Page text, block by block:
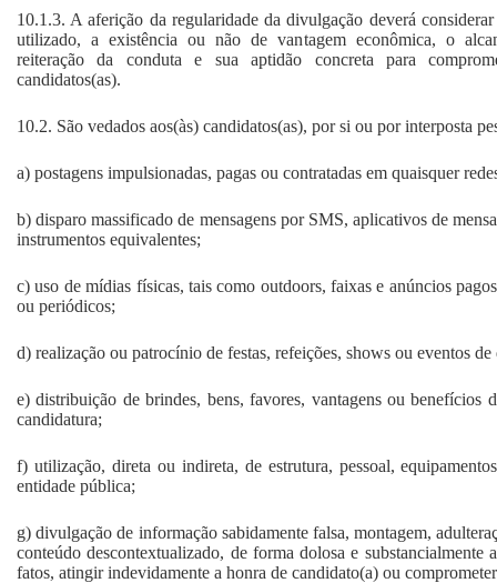
10.1.3. A aferição da regularidade da divulgação deverá
utilizado, a existência ou não de vantagem econômica, o
reiteração da conduta e sua aptidão concreta para
candidatos(as).
10.2. São vedados aos(às) candidatos(as), por si ou por interposta
a) postagens impulsionadas, pagas ou contratadas em quaisquer
b) disparo massificado de mensagens por SMS, aplicativos de
instrumentos equivalentes;
c) uso de mídias físicas, tais como outdoors, faixas e anúncios
ou periódicos;
d) realização ou patrocínio de festas, refeições, shows ou eventos
e) distribuição de brindes, bens, favores, vantagens ou benefícios
candidatura;
f) utilização, direta ou indireta, de estrutura, pessoal,
entidade pública;
g) divulgação de informação sabidamente falsa, montagem,
conteúdo descontextualizado, de forma dolosa e substancialmente
fatos, atingir indevidamente a honra de candidato(a) ou